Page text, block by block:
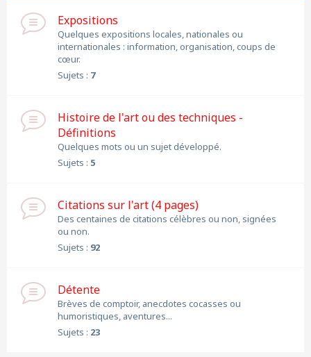
Expositions
Quelques expositions locales, nationales ou
internationales : information, organisation, coups de
cœur.
Sujets : 7
Histoire de l'art ou des techniques -
Définitions
Quelques mots ou un sujet développé.
Sujets : 5
Citations sur l'art (4 pages)
Des centaines de citations célèbres ou non, signées
ou non.
Sujets : 92
Détente
Brèves de comptoir, anecdotes cocasses ou
humoristiques, aventures...
Sujets : 23